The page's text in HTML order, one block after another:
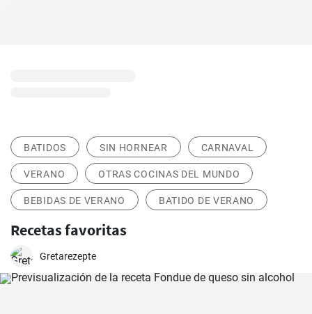
BATIDOS SIN HORNEAR CARNAVAL
VERANO OTRAS COCINAS DEL MUNDO
BEBIDAS DE VERANO BATIDO DE VERANO
Recetas favoritas
Gretarezepte